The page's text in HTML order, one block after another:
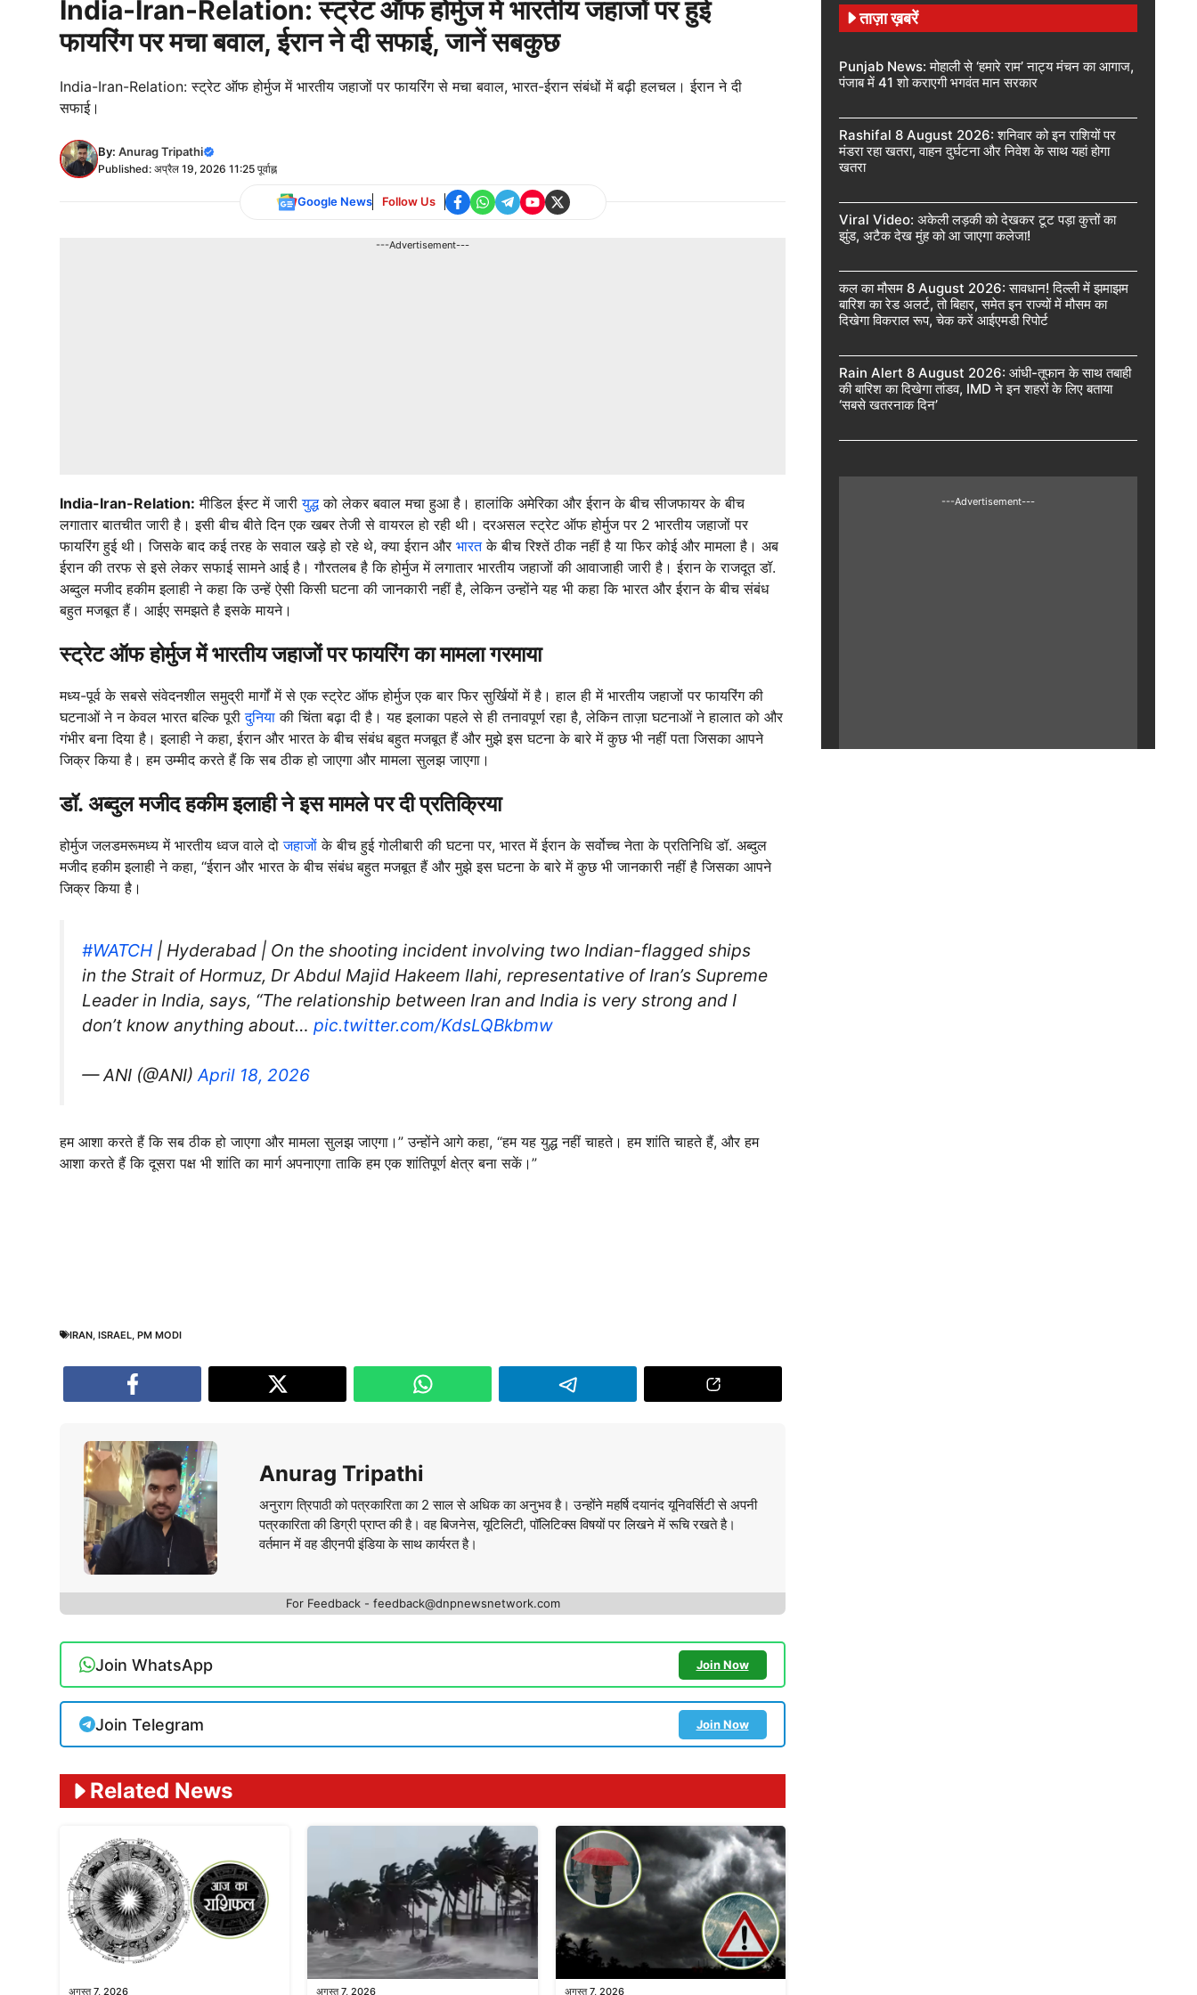
India-Iran-Relation: स्ट्रेट ऑफ होर्मुज में भारतीय जहाजों पर हुई
फायरिंग पर मचा बवाल, ईरान ने दी सफाई, जानें सबकुछ
India-Iran-Relation: स्ट्रेट ऑफ होर्मुज में भारतीय जहाजों पर फायरिंग से मचा बवाल, भारत-ईरान संबंधों में बढ़ी हलचल। ईरान ने दी
सफाई।
By: Anurag Tripathi
Published: अप्रैल 19, 2026 11:25 पूर्वाह्न
Google News Follow Us
---Advertisement---
India-Iran-Relation: मीडिल ईस्ट में जारीयुद्धको लेकर बवाल मचा हुआ है। हालांकि अमेरिका और ईरान के बीच सीजफायर के बीच
लगातार बातचीत जारी है। इसी बीच बीते दिन एक खबर तेजी से वायरल हो रही थी। दरअसल स्ट्रेट ऑफ होर्मुज पर 2 भारतीय जहाजों पर
फायरिंग हुई थी। जिसके बाद कई तरह के सवाल खड़े हो रहे थे, क्या ईरान और भारतके बीच रिश्तें ठीक नहीं है या फिर कोई और मामला है। अब
ईरान की तरफ से इसे लेकर सफाई सामने आई है। गौरतलब है कि होर्मुज में लगातार भारतीय जहाजों की आवाजाही जारी है। ईरान के राजदूत डॉ.
अब्दुल मजीद हकीम इलाही ने कहा कि उन्हें ऐसी किसी घटना की जानकारी नहीं है, लेकिन उन्होंने यह भी कहा कि भारत और ईरान के बीच संबंध
बहुत मजबूत हैं। आईए समझते है इसके मायने।
स्ट्रेट ऑफ होर्मुज में भारतीय जहाजों पर फायरिंग का मामला गरमाया
मध्य-पूर्व के सबसे संवेदनशील समुद्री मार्गों में से एक स्ट्रेट ऑफ होर्मुज एक बार फिर सुर्खियों में है। हाल ही में भारतीय जहाजों पर फायरिंग की
घटनाओं ने न केवल भारत बल्कि पूरीदुनिया की चिंता बढ़ा दी है। यह इलाका पहले से ही तनावपूर्ण रहा है, लेकिन ताज़ा घटनाओं ने हालात को और
गंभीर बना दिया है। इलाही ने कहा, ईरान और भारत के बीच संबंध बहुत मजबूत हैं और मुझे इस घटना के बारे में कुछ भी नहीं पता जिसका आपने
जिक्र किया है। हम उम्मीद करते हैं कि सब ठीक हो जाएगा और मामला सुलझ जाएगा।
डॉ. अब्दुल मजीद हकीम इलाही ने इस मामले पर दी प्रतिक्रिया
होर्मुज जलडमरूमध्य में भारतीय ध्वज वाले दोजहाजों के बीच हुई गोलीबारी की घटना पर, भारत में ईरान के सर्वोच्च नेता के प्रतिनिधि डॉ. अब्दुल
मजीद हकीम इलाही ने कहा, “ईरान और भारत के बीच संबंध बहुत मजबूत हैं और मुझे इस घटना के बारे में कुछ भी जानकारी नहीं है जिसका आपने
जिक्र किया है।
#WATCH | Hyderabad | On the shooting incident involving two Indian-flagged ships
in the Strait of Hormuz, Dr Abdul Majid Hakeem Ilahi, representative of Iran’s Supreme
Leader in India, says, “The relationship between Iran and India is very strong and I
don’t know anything about… pic.twitter.com/KdsLQBkbmw
— ANI (@ANI)April 18, 2026
हम आशा करते हैं कि सब ठीक हो जाएगा और मामला सुलझ जाएगा।” उन्होंने आगे कहा, “हम यह युद्ध नहीं चाहते। हम शांति चाहते हैं, और हम
आशा करते हैं कि दूसरा पक्ष भी शांति का मार्ग अपनाएगा ताकि हम एक शांतिपूर्ण क्षेत्र बना सकें।”
IRAN ISRAEL PM MODI
Anurag Tripathi
अनुराग त्रिपाठी को पत्रकारिता का 2 साल से अधिक का अनुभव है। उन्होंने महर्षि दयानंद यूनिवर्सिटी से अपनी
पत्रकारिता की डिग्री प्राप्त की है। वह बिजनेस, यूटिलिटी, पॉलिटिक्स विषयों पर लिखने में रूचि रखते है।
वर्तमान में वह डीएनपी इंडिया के साथ कार्यरत है।
For Feedback - feedback@dnpnewsnetwork.com
Join WhatsApp Join Now
Join Telegram Join Now
Related News
अगस्त 7, 2026 अगस्त 7, 2026 अगस्त 7, 2026
ताज़ा ख़बरें
Punjab News: मोहाली से ‘हमारे राम’ नाट्य मंचन का आगाज,
पंजाब में 41 शो कराएगी भगवंत मान सरकार
Rashifal 8 August 2026: शनिवार को इन राशियों पर
मंडरा रहा खतरा, वाहन दुर्घटना और निवेश के साथ यहां होगा
खतरा
Viral Video: अकेली लड़की को देखकर टूट पड़ा कुत्तों का
झुंड, अटैक देख मुंह को आ जाएगा कलेजा!
कल का मौसम 8 August 2026: सावधान! दिल्ली में झमाझम
बारिश का रेड अलर्ट, तो बिहार, समेत इन राज्यों में मौसम का
दिखेगा विकराल रूप, चेक करें आईएमडी रिपोर्ट
Rain Alert 8 August 2026: आंधी-तूफान के साथ तबाही
की बारिश का दिखेगा तांडव, IMD ने इन शहरों के लिए बताया
‘सबसे खतरनाक दिन’
---Advertisement---